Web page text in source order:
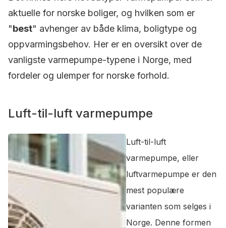
aktuelle for norske boliger, og hvilken som er
"best" avhenger av både klima, boligtype og
oppvarmingsbehov. Her er en oversikt over de
vanligste varmepumpe-typene i Norge, med
fordeler og ulemper for norske forhold.
Luft-til-luft varmepumpe
Luft-til-luft
varmepumpe, eller
luftvarmepumpe er den
mest populære
varianten som selges i
Norge. Denne formen